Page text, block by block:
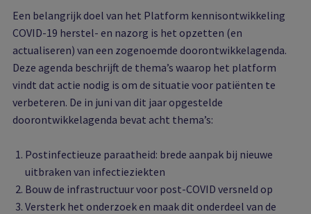
Een belangrijk doel van het Platform kennisontwikkeling
COVID-19 herstel- en nazorg is het opzetten (en
actualiseren) van een zogenoemde doorontwikkelagenda.
Deze agenda beschrijft de thema’s waarop het platform
vindt dat actie nodig is om de situatie voor patiënten te
verbeteren. De in juni van dit jaar opgestelde
doorontwikkelagenda bevat acht thema’s:
Postinfectieuze paraatheid: brede aanpak bij nieuwe
uitbraken van infectieziekten
Bouw de infrastructuur voor post-COVID versneld op
Versterk het onderzoek en maak dit onderdeel van de